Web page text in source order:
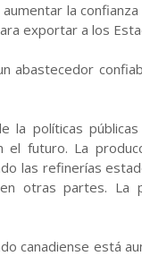
la
exportar a los
abastecedor
la políticas
futuro. La
las refinerías
otras partes. La
canadiense está